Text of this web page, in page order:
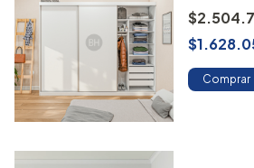
Comprar